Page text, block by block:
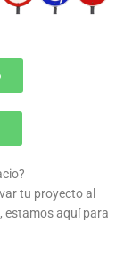
tu proyecto al
estamos aquí para